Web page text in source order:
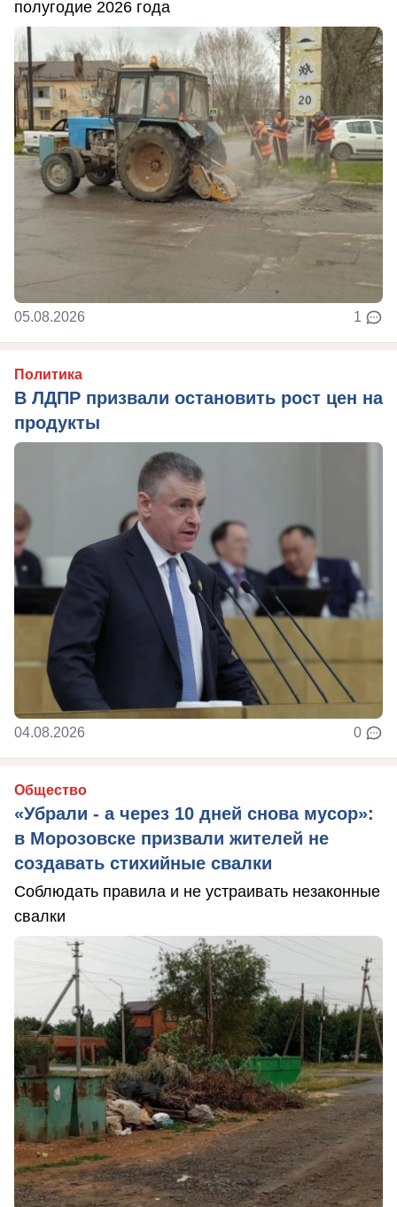
полугодие 2026 года
05.08.2026 1
Политика
В ЛДПР призвали остановить рост цен на
продукты
04.08.2026 0
Общество
«Убрали - а через 10 дней снова мусор»:
в Морозовске призвали жителей не
создавать стихийные свалки
Соблюдать правила и не устраивать незаконные
свалки